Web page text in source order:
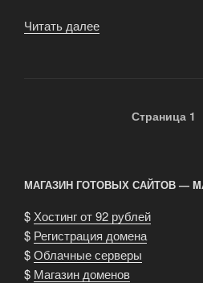
Читать далее
Страница 1
МАГАЗИН ГОТОВЫХ САЙТОВ —
$ Хостинг от 92 рублей
$ Регистрация домена
$Облачные серверы
$ Магазин доменов